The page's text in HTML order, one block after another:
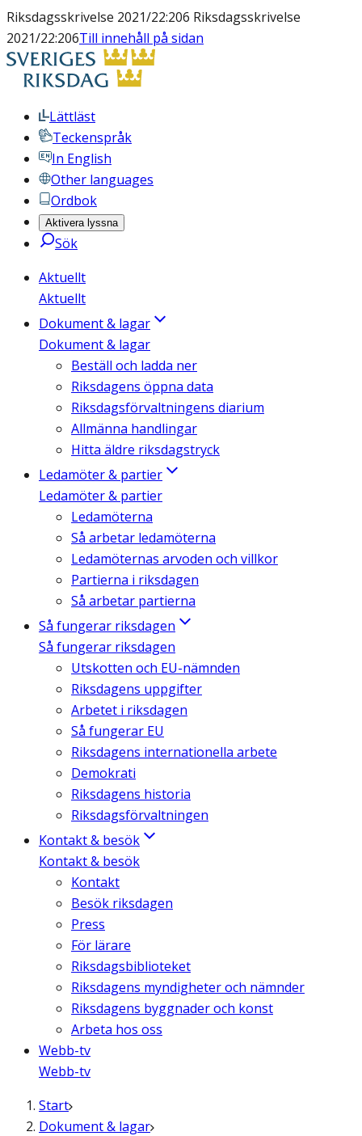
Riksdagsskrivelse 2021/22:206 Riksdagsskrivelse
2021/22:206Till innehåll på sidan
Lättläst
Teckenspråk
In English
Other languages
Ordbok
Aktivera lyssna
Sök
Aktuellt
Aktuellt
Dokument & lagar
Dokument & lagar
Beställ och ladda ner
Riksdagens öppna data
Riksdagsförvaltningens diarium
Allmänna handlingar
Hitta äldre riksdagstryck
Ledamöter & partier
Ledamöter & partier
Ledamöterna
Så arbetar ledamöterna
Ledamöternas arvoden och villkor
Partierna i riksdagen
Så arbetar partierna
Så fungerar riksdagen
Så fungerar riksdagen
Utskotten och EU-nämnden
Riksdagens uppgifter
Arbetet i riksdagen
Så fungerar EU
Riksdagens internationella arbete
Demokrati
Riksdagens historia
Riksdagsförvaltningen
Kontakt & besök
Kontakt & besök
Kontakt
Besök riksdagen
Press
För lärare
Riksdagsbiblioteket
Riksdagens myndigheter och nämnder
Riksdagens byggnader och konst
Arbeta hos oss
Webb-tv
Webb-tv
Start
Dokument & lagar